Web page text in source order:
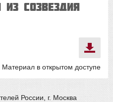
созвездия
Материал в открытом доступе
России, г. Москва